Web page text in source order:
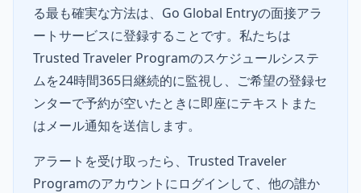
る最も確実な方法は、Go Global Entryの面接アラ
ートサービスに登録することです。私たちは
Trusted Traveler Programのスケジュールシステ
ムを24時間365日継続的に監視し、ご希望の登録セ
ンターで予約が空いたときに即座にテキストまた
はメール通知を送信します。
アラートを受け取ったら、Trusted Traveler
Programのアカウントにログインして、他の誰か